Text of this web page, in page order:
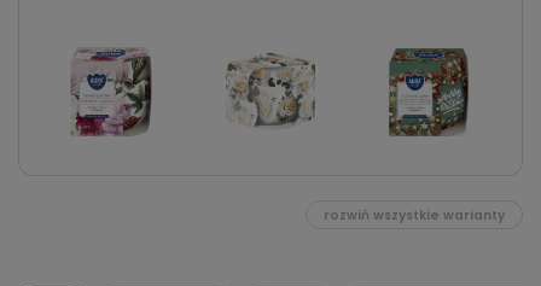
rozwiń wszystkie warianty